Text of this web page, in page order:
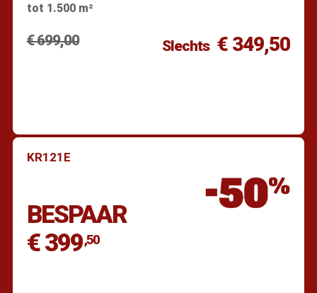
tot 1.500 m²
€ 699,00 Slechts € 349,50
KR121E
BESPAAR
€ 399,50